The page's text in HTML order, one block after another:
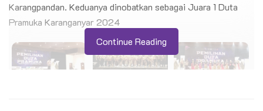
Karangpandan. Keduanya dinobatkan sebagai Juara 1 Duta
Pramuka Karanganyar 2024
Continue Reading